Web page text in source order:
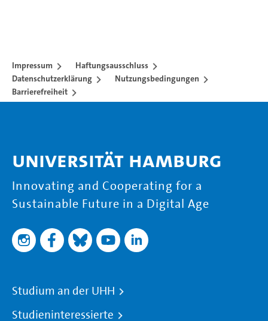
Impressum
Haftungsausschluss
Datenschutzerklärung
Nutzungsbedingungen
Barrierefreiheit
Universität Hamburg
Innovating and Cooperating for a
Sustainable Future in a Digital Age
Studium an der UHH
Studieninteressierte